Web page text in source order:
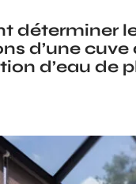
déterminer
d’une cuve
d’eau de